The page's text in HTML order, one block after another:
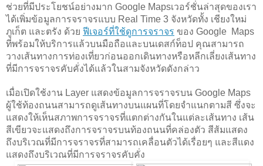
ช่วยที่มีประโยชน์อย่างมาก Google Mapsเวอร์ชั่นล่าสุดของเรา
ได้เพิ่มข้อมูลการจราจรแบบ Real Time 3 จังหวัดทั้ง เชียงใหม่
ภูเก็ต และตรัง ด้วย ฟีเจอร์ที่ใช้ดูการจราจร ของ Google  Maps
ที่พร้อมให้บริการแล้วบนมือถือและบนเดสก์ท็อป คุณสามารถ
วางเส้นทางการท่องเที่ยวก่อนออกเดินทางหรือหลีกเลี่ยงเส้นทาง
ที่มีการจราจรคับคั่งได้แล้วในสามจังหวัดดังกล่าว
เมื่อเปิดใช้งาน Layer แสดงข้อมูลการจราจรบน Google Maps
ผู้ใช้ท้องถนนสามารถดูเส้นทางบนแผนที่โดยจำแนกตามสี ซึ่งจะ
แสดงให้เห็นสภาพการจราจรที่แตกต่างกันในแต่ละเส้นทาง เส้น
สีเขียวจะแสดงถึงการจราจรบนท้องถนนที่คล่องตัว สีส้มแสดง
ถึงบริเวณที่มีการจราจรที่สามารถเคลื่อนตัวได้เรื่อยๆ และสีแดง
แสดงถึงบริเวณที่มีการจราจรคับคั่ง